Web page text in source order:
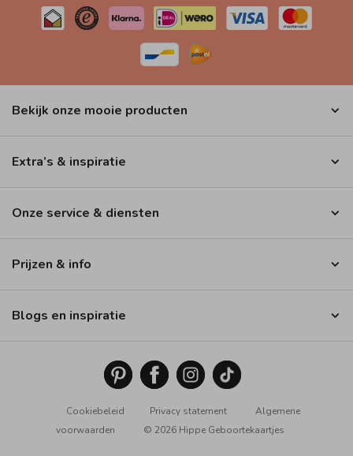
Bekijk onze mooie producten
Extra’s & inspiratie
Onze service & diensten
Prijzen & info
Blogs en inspiratie
Cookiebeleid Privacy statement
Algemene
voorwaarden
© 2026 Hippe Geboortekaartjes